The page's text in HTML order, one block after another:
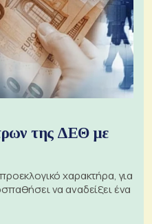
της ΔΕΘ με
χαρακτήρα, για
να αναδείξει ένα